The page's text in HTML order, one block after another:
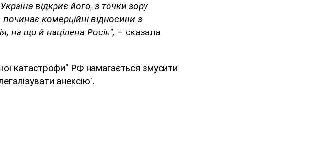
відкриє його, з точки зору
комерційні відносини з
на що й націлена Росія", – сказала
катастрофи" РФ намагається змусити
анексію".